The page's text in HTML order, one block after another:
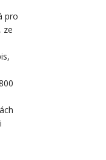
pro
ze